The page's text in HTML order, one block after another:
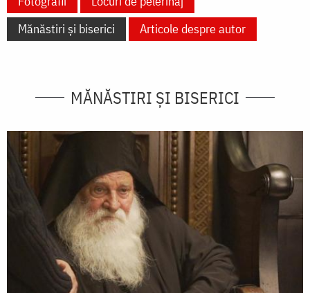
Mănăstiri și biserici
Articole despre autor
MĂNĂSTIRI ȘI BISERICI